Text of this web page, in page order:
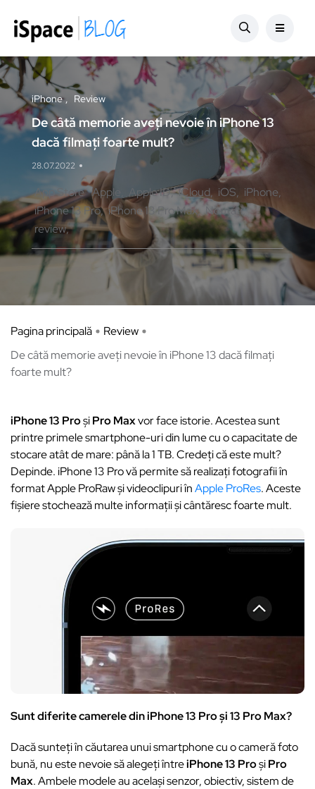
iPhone Review
De câtă memorie aveți nevoie în iPhone 13
dacă filmați foarte mult?
28.07.2022
App Store Apple Apple ID iCloud iOS
iPhone
iPhone 13 Pro iPhone 13 Pro Max Noutăți
review
Pagina principală
Review
De câtă memorie aveți nevoie în iPhone 13 dacă filmați
foarte mult?
iPhone 13 ProșiPro Maxvor face istorie. Acestea sunt
printre primele smartphone-uri din lume cu o capacitate de
stocare atât de mare: până la 1 TB. Credeți că este mult?
Depinde. iPhone 13 Pro vă permite să realizați fotografii în
format Apple ProRaw și videoclipuri înApple ProRes. Aceste
fișiere stochează multe informații și cântăresc foarte mult.
Sunt diferite camerele din iPhone 13 Pro și 13 Pro Max?
Dacă sunteți în căutarea unui smartphone cu o cameră foto
bună, nu este nevoie să alegeți întreiPhone 13 ProșiPro
Max. Ambele modele au același senzor, obiectiv, sistem de